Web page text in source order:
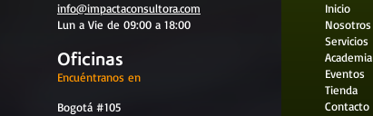
info@impactaconsultora.com
Lun a Vie de 09:00 a 18:00
Oficinas
Encuéntranos en
Bogotá #105
Inicio
Nosotros
Servicios
Academia
Eventos
Tienda
Contacto